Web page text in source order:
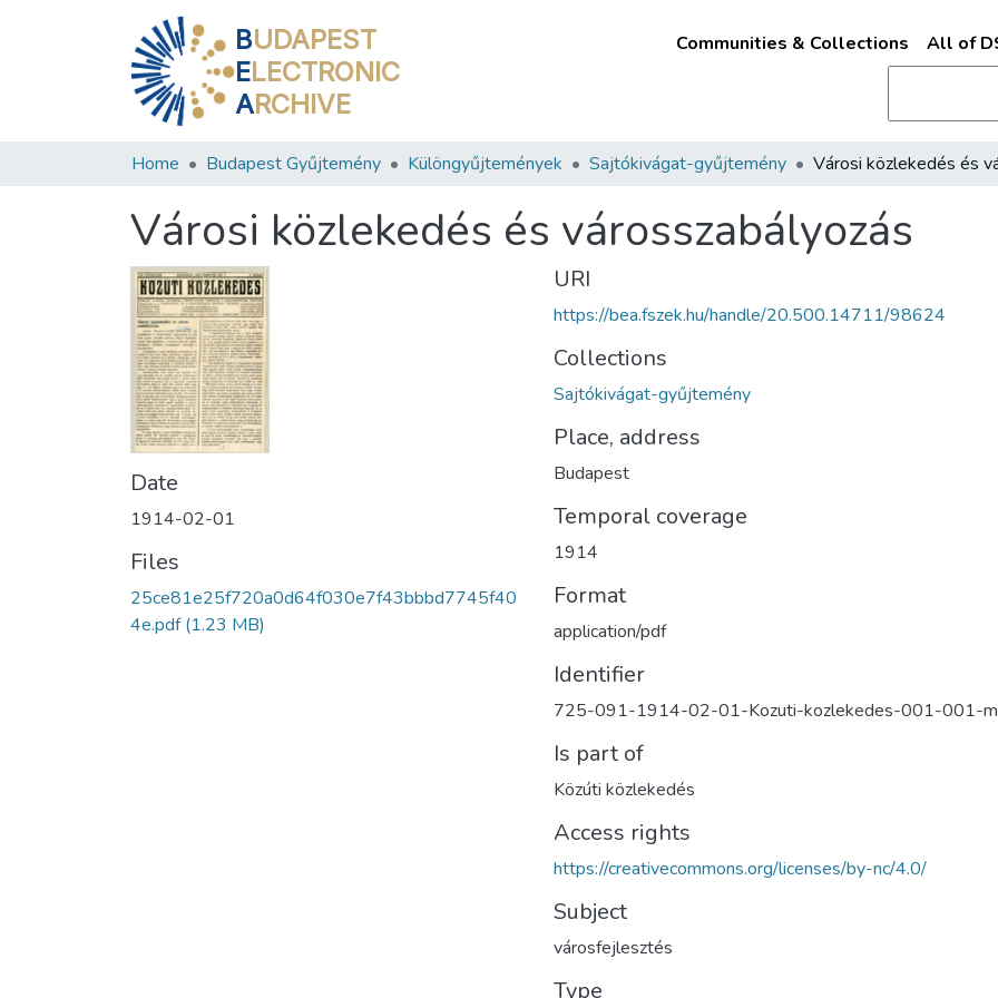
BUDAPEST
ELECTRONIC
ARCHIVE
Communities & Collections All of
Home Budapest Gyűjtemény Különgyűjtemények Sajtókivágat-gyűjtemény
Városi közlekedés és városszabályozás
Date
1914-02-01
Files
25ce81e25f720a0d64f030e7f43bbbd7745f40
4e.pdf(1.23 MB)
URI
https://bea.fszek.hu/handle/20.500.14711/98624
Collections
Sajtókivágat-gyűjtemény
Place, address
Budapest
Temporal coverage
1914
Format
application/pdf
Identifier
725-091-1914-02-01-Kozuti-kozlekedes-001-001-
Is part of
Közúti közlekedés
Access rights
https://creativecommons.org/licenses/by-nc/4.0/
Subject
városfejlesztés
Type